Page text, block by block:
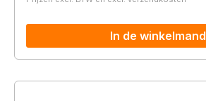
In de winkelmand